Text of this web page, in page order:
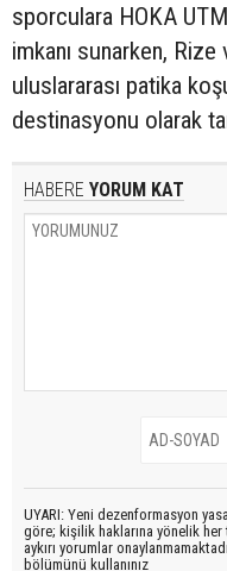
sporculara HOKA
imkanı sunarken, Rize
uluslararası patika
destinasyonu olarak
HABERE YORUM KAT
UYARI: Yeni dezenformasyon
göre; kişilik haklarına yönelik
aykırı yorumlar
bölümünü kullanınız